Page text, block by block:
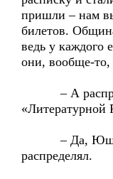
пришли – нам
билетов.
ведь у каждого
они, вообще-то,
– А
«Литературной
– Да,
распределял.